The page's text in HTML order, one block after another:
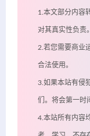
1.本文部分内容
对其真实性负责。
2.若您需要商业
合法使用。
3.如果本站有侵
们。将会第一时
4.本站所有内容